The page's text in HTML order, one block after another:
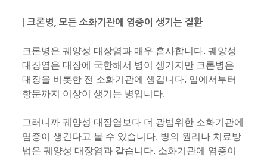
| 크론병, 모든 소화기관에 염증이 생기는 질환
크론병은 궤양성 대장염과 매우 흡사합니다. 궤양성
대장염은 대장에 국한해서 병이 생기지만 크론병은
대장을 비롯한 전 소화기관에 생깁니다. 입에서부터
항문까지 이상이 생기는 병입니다.
그러니까 궤양성 대장염보다 더 광범위한 소화기관에
염증이 생긴다고 볼 수 있습니다. 병의 원리나 치료방
법은 궤양성 대장염과 같습니다. 소화기관에 염증이